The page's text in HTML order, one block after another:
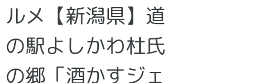
ルメ【新潟県】道
の駅よしかわ杜氏
の郷「酒かすジェ